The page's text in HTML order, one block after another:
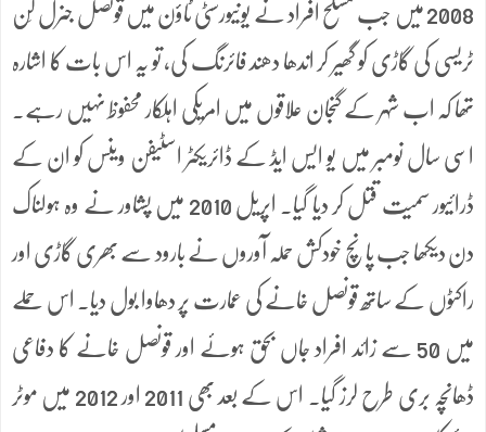
2008 میں جب مسلح افراد نے یونیورسٹی ٹاؤن میں قونصل جنرل لِن
ٹریسی کی گاڑی کو گھیر کر اندھا دھند فائرنگ کی، تو یہ اس بات کا اشارہ
تھا کہ اب شہر کے گنجان علاقوں میں امریکی اہلکار محفوظ نہیں رہے۔
اسی سال نومبر میں یو ایس ایڈ کے ڈائریکٹر اسٹیفن وینس کو ان کے
ڈرائیور سمیت قتل کر دیا گیا۔ اپریل 2010 میں پشاور نے وہ ہولناک
دن دیکھا جب پانچ خودکش حملہ آوروں نے بارود سے بھری گاڑی اور
راکٹوں کے ساتھ قونصل خانے کی عمارت پر دھاوا بول دیا۔ اس حملے
میں 50 سے زائد افراد جاں بحق ہوئے اور قونصل خانے کا دفاعی
ڈھانچہ بری طرح لرز گیا۔ اس کے بعد بھی 2011 اور 2012 میں موٹر